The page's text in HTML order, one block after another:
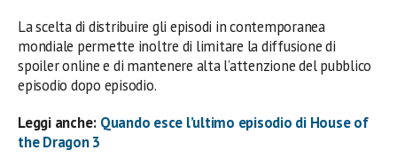
La scelta di distribuire gli episodi in contemporanea
mondiale permette inoltre di limitare la diffusione di
spoiler online e di mantenere alta l’attenzione del pubblico
episodio dopo episodio.
Leggi anche: Quando esce l’ultimo episodio di House of
the Dragon 3